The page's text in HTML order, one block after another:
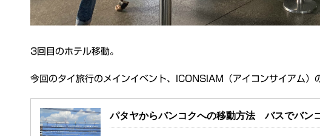
3回目のホテル移動。
今回のタイ旅行のメインイベント、ICONSIAM（アイコンサイアム）
パタヤからバンコクへの移動方法 バスでバン